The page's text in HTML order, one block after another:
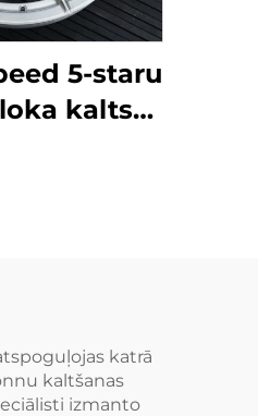
5-staru
kalts
katrā
kaltšanas
izmanto